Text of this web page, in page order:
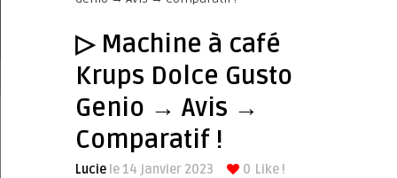
▷ Machine à café
Krups Dolce Gusto
Genio → Avis →
Comparatif !
Lucie le 14 janvier 2023 0 Like !